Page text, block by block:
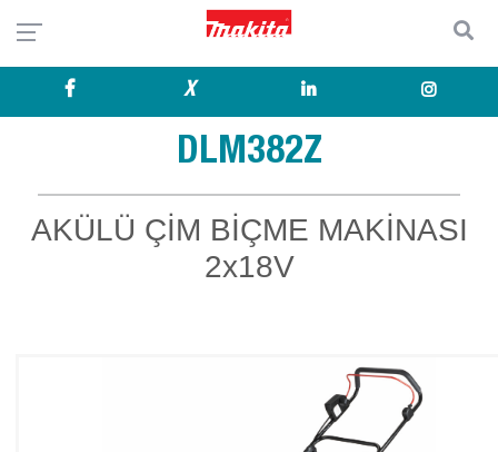
X
DLM382Z
AKÜLÜ ÇİM BİÇME MAKİNASI
2x18V